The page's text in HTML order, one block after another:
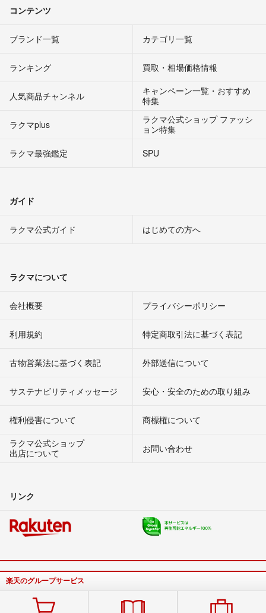
コンテンツ
ブランド一覧 カテゴリ一覧
ランキング 買取・相場価格情報
人気商品チャンネル
キャンペーン一覧・おすすめ
特集
ラクマplus
ラクマ公式ショップ ファッシ
ョン特集
ラクマ最強鑑定
SPU
ガイド
ラクマ公式ガイド はじめての方へ
ラクマについて
会社概要 プライバシーポリシー
利用規約 特定商取引法に基づく表記
古物営業法に基づく表記 外部送信について
サステナビリティメッセージ 安心・安全のための取り組み
権利侵害について
商標権について
ラクマ公式ショップ
出店について
お問い合わせ
リンク
楽天のグループサービス